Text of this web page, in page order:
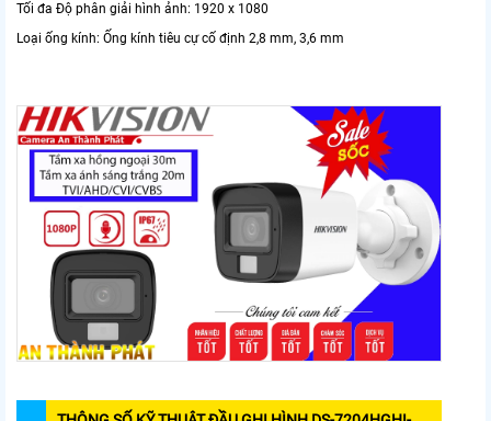
Tối đa Độ phân giải hình ảnh: 1920 x 1080
Loại ống kính: Ống kính tiêu cự cố định 2,8 mm, 3,6 mm